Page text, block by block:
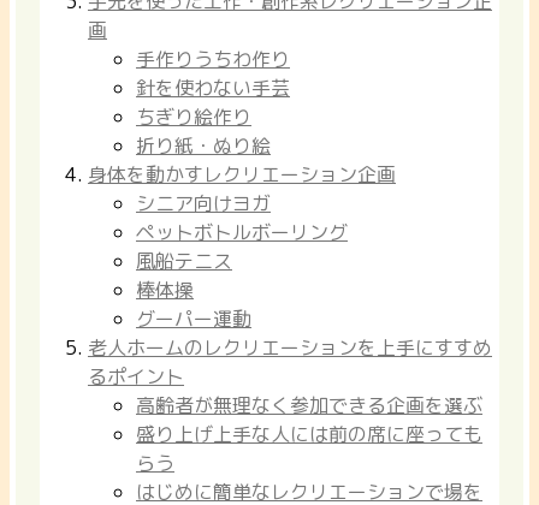
画
手作りうちわ作り
針を使わない手芸
ちぎり絵作り
折り紙・ぬり絵
身体を動かすレクリエーション企画
シニア向けヨガ
ペットボトルボーリング
風船テニス
棒体操
グーパー運動
老人ホームのレクリエーションを上手にすすめ
るポイント
高齢者が無理なく参加できる企画を選ぶ
盛り上げ上手な人には前の席に座っても
らう
はじめに簡単なレクリエーションで場を